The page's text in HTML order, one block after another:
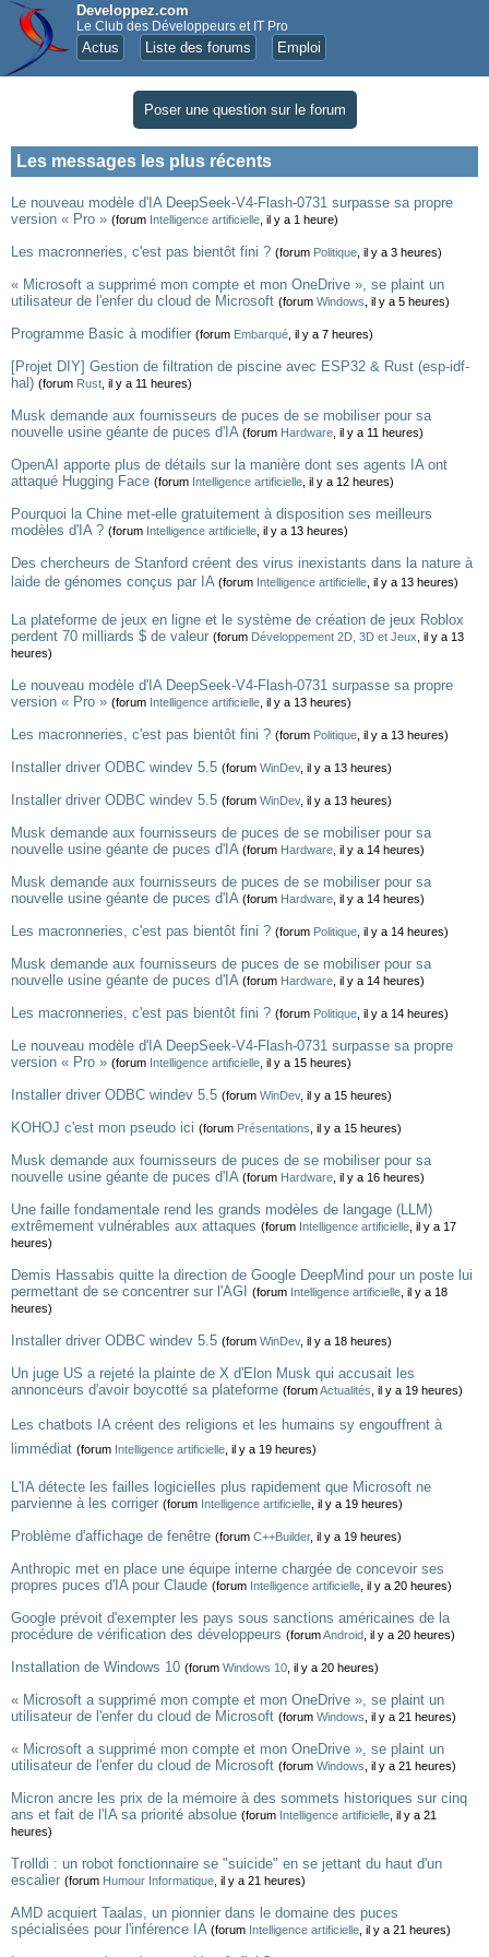
Developpez.com
Le Club des Développeurs et IT Pro
Actus Liste des forums Emploi
Poser une question sur le forum
Les messages les plus récents
Le nouveau modèle d'IA DeepSeek-V4-Flash-0731 surpasse sa propre
version « Pro » (forum Intelligence artificielle , il y a 1 heure)
Les macronneries, c'est pas bientôt fini ? (forum Politique , il y a 3 heures)
« Microsoft a supprimé mon compte et mon OneDrive », se plaint un
utilisateur de l'enfer du cloud de Microsoft (forum Windows , il y a 5 heures)
Programme Basic à modifier (forum Embarqué , il y a 7 heures)
[Projet DIY] Gestion de filtration de piscine avec ESP32 & Rust (esp-idf-
hal) (forum Rust , il y a 11 heures)
Musk demande aux fournisseurs de puces de se mobiliser pour sa
nouvelle usine géante de puces d'IA (forum Hardware , il y a 11 heures)
OpenAI apporte plus de détails sur la manière dont ses agents IA ont
attaqué Hugging Face (forum Intelligence artificielle , il y a 12 heures)
Pourquoi la Chine met-elle gratuitement à disposition ses meilleurs
modèles d'IA ? (forum Intelligence artificielle , il y a 13 heures)
Des chercheurs de Stanford créent des virus inexistants dans la nature à
laide de génomes conçus par IA (forum Intelligence artificielle , il y a 13 heures)
La plateforme de jeux en ligne et le système de création de jeux Roblox
perdent 70 milliards $ de valeur (forum Développement 2D, 3D et Jeux , il y a 13
heures)
Le nouveau modèle d'IA DeepSeek-V4-Flash-0731 surpasse sa propre
version « Pro » (forum Intelligence artificielle , il y a 13 heures)
Les macronneries, c'est pas bientôt fini ? (forum Politique , il y a 13 heures)
Installer driver ODBC windev 5.5 (forum WinDev, il y a 13 heures)
Installer driver ODBC windev 5.5 (forum WinDev, il y a 13 heures)
Musk demande aux fournisseurs de puces de se mobiliser pour sa
nouvelle usine géante de puces d'IA (forum Hardware , il y a 14 heures)
Musk demande aux fournisseurs de puces de se mobiliser pour sa
nouvelle usine géante de puces d'IA (forum Hardware , il y a 14 heures)
Les macronneries, c'est pas bientôt fini ? (forum Politique , il y a 14 heures)
Musk demande aux fournisseurs de puces de se mobiliser pour sa
nouvelle usine géante de puces d'IA (forum Hardware , il y a 14 heures)
Les macronneries, c'est pas bientôt fini ? (forum Politique , il y a 14 heures)
Le nouveau modèle d'IA DeepSeek-V4-Flash-0731 surpasse sa propre
version « Pro » (forum Intelligence artificielle , il y a 15 heures)
Installer driver ODBC windev 5.5 (forum WinDev, il y a 15 heures)
KOHOJ c'est mon pseudo ici (forum Présentations , il y a 15 heures)
Musk demande aux fournisseurs de puces de se mobiliser pour sa
nouvelle usine géante de puces d'IA (forum Hardware , il y a 16 heures)
Une faille fondamentale rend les grands modèles de langage (LLM)
extrêmement vulnérables aux attaques (forum Intelligence artificielle , il y a 17
heures)
Demis Hassabis quitte la direction de Google DeepMind pour un poste lui
permettant de se concentrer sur l'AGI
(forum Intelligence artificielle , il y a 18
heures)
Installer driver ODBC windev 5.5 (forum WinDev, il y a 18 heures)
Un juge US a rejeté la plainte de X d'Elon Musk qui accusait les
annonceurs d'avoir boycotté sa plateforme (forumActualités , il y a 19 heures)
Les chatbots IA créent des religions et les humains sy engouffrent à
limmédiat (forum Intelligence artificielle , il y a 19 heures)
L'IA détecte les failles logicielles plus rapidement que Microsoft ne
parvienne à les corriger (forum Intelligence artificielle , il y a 19 heures)
Problème d'affichage de fenêtre (forum C++Builder, il y a 19 heures)
Anthropic met en place une équipe interne chargée de concevoir ses
propres puces d'IA pour Claude (forum Intelligence artificielle , il y a 20 heures)
Google prévoit d'exempter les pays sous sanctions américaines de la
procédure de vérification des développeurs (forumAndroid , il y a 20 heures)
Installation de Windows 10 (forum Windows 10 , il y a 20 heures)
« Microsoft a supprimé mon compte et mon OneDrive », se plaint un
utilisateur de l'enfer du cloud de Microsoft (forum Windows , il y a 21 heures)
« Microsoft a supprimé mon compte et mon OneDrive », se plaint un
utilisateur de l'enfer du cloud de Microsoft (forum Windows , il y a 21 heures)
Micron ancre les prix de la mémoire à des sommets historiques sur cinq
ans et fait de l'IA sa priorité absolue (forum Intelligence artificielle , il y a 21
heures)
Trolldi : un robot fonctionnaire se "suicide" en se jettant du haut d'un
escalier (forum Humour Informatique , il y a 21 heures)
AMD acquiert Taalas, un pionnier dans le domaine des puces
spécialisées pour l'inférence IA (forum Intelligence artificielle , il y a 21 heures)